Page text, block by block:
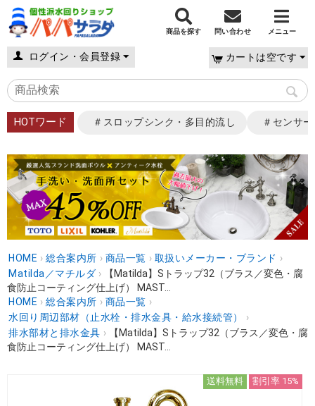
商品を探す 問い合わせ メニュー
ログイン・会員登録 カートは空です
HOTワード ＃スロップシンク・多目的流し ＃センサ
HOME › 総合案内所 › 商品一覧 › 取扱いメーカー・ブランド ›
Matilda／マチルダ ›
【Matilda】Sトラップ32（ブラス／変色・腐
食防止コーティング仕上げ） MAST...
HOME › 総合案内所 › 商品一覧 ›
水回り周辺部材（止水栓・排水金具・給水接続管）
›
排水部材と排水金具 ›
【Matilda】Sトラップ32（ブラス／変色・腐
食防止コーティング仕上げ） MAST...
送料無料 割引率 15%